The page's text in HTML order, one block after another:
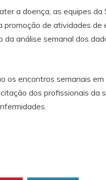
a doença, as equipes
promoção de atividades
análise semanal dos
os encontros semanais
dos profissionais da